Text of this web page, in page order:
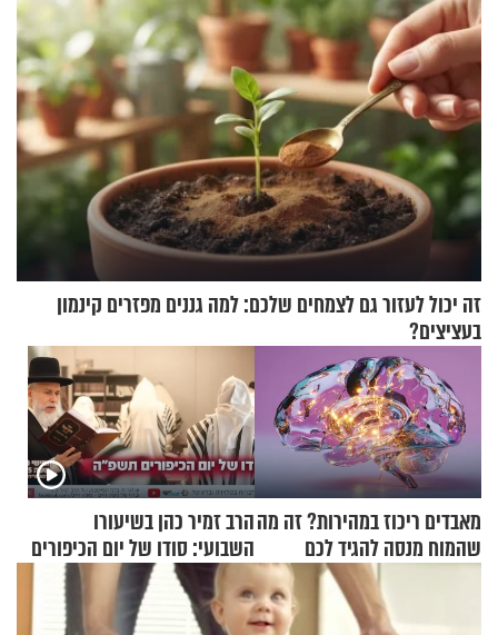
זה יכול לעזור גם לצמחים שלכם: למה גננים מפזרים קינמון
בעציצים?
מאבדים ריכוז במהירות? זה מה
שהמוח מנסה להגיד לכם
הרב זמיר כהן בשיעורו
השבועי: סודו של יום הכיפורים
תשפ"ה